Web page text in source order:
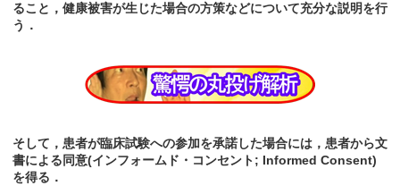
ること，健康被害が生じた場合の方策などについて充分な説明を行
う．
そして，患者が臨床試験への参加を承諾した場合には，患者から文
書による同意(インフォームド・コンセント; Informed Consent)
を得る．